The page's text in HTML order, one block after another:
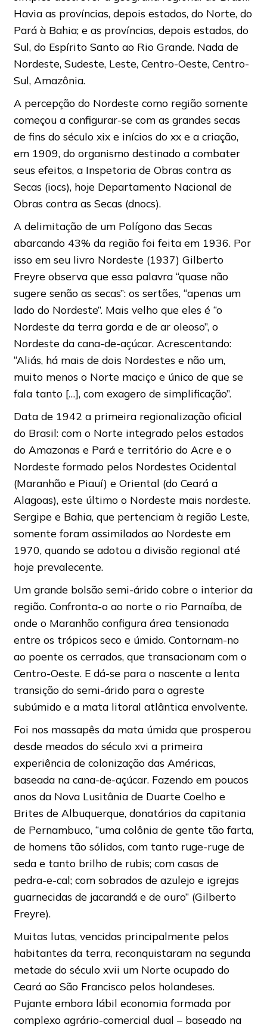
Havia as províncias, depois estados, do Norte, do
Pará à Bahia; e as províncias, depois estados, do
Sul, do Espírito Santo ao Rio Grande. Nada de
Nordeste, Sudeste, Leste, Centro-Oeste, Centro-
Sul, Amazônia.
A percepção do Nordeste como região somente
começou a configurar-se com as grandes secas
de fins do século xix e inícios do xx e a criação,
em 1909, do organismo destinado a combater
seus efeitos, a Inspetoria de Obras contra as
Secas (iocs), hoje Departamento Nacional de
Obras contra as Secas (dnocs).
A delimitação de um Polígono das Secas
abarcando 43% da região foi feita em 1936. Por
isso em seu livro Nordeste (1937) Gilberto
Freyre observa que essa palavra “quase não
sugere senão as secas”: os sertões, “apenas um
lado do Nordeste”. Mais velho que eles é “o
Nordeste da terra gorda e de ar oleoso”, o
Nordeste da cana-de-açúcar. Acrescentando:
“Aliás, há mais de dois Nordestes e não um,
muito menos o Norte maciço e único de que se
fala tanto […], com exagero de simplificação”.
Data de 1942 a primeira regionalização oficial
do Brasil: com o Norte integrado pelos estados
do Amazonas e Pará e território do Acre e o
Nordeste formado pelos Nordestes Ocidental
(Maranhão e Piauí) e Oriental (do Ceará a
Alagoas), este último o Nordeste mais nordeste.
Sergipe e Bahia, que pertenciam à região Leste,
somente foram assimilados ao Nordeste em
1970, quando se adotou a divisão regional até
hoje prevalecente.
Um grande bolsão semi-árido cobre o interior da
região. Confronta-o ao norte o rio Parnaíba, de
onde o Maranhão configura área tensionada
entre os trópicos seco e úmido. Contornam-no
ao poente os cerrados, que transacionam com o
Centro-Oeste. E dá-se para o nascente a lenta
transição do semi-árido para o agreste
subúmido e a mata litoral atlântica envolvente.
Foi nos massapês da mata úmida que prosperou
desde meados do século xvi a primeira
experiência de colonização das Américas,
baseada na cana-de-açúcar. Fazendo em poucos
anos da Nova Lusitânia de Duarte Coelho e
Brites de Albuquerque, donatários da capitania
de Pernambuco, “uma colônia de gente tão farta,
de homens tão sólidos, com tanto ruge-ruge de
seda e tanto brilho de rubis; com casas de
pedra-e-cal; com sobrados de azulejo e igrejas
guarnecidas de jacarandá e de ouro” (Gilberto
Freyre).
Muitas lutas, vencidas principalmente pelos
habitantes da terra, reconquistaram na segunda
metade do século xvii um Norte ocupado do
Ceará ao São Francisco pelos holandeses.
Pujante embora lábil economia formada por
complexo agrário-comercial dual – baseado na